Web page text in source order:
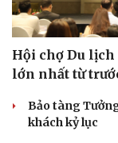
Hội chợ Du lịch
lớn nhất từ
Bảo tàng
khách kỷ lục